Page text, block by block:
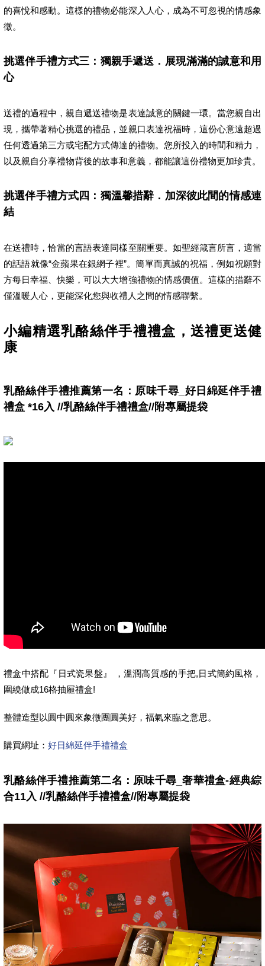
的喜悅和感動。這樣的禮物必能深入人心，成為不可忽視的情感象
徵。
挑選伴手禮方式三：獨親手遞送．展現滿滿的誠意和用
心
送禮的過程中，親自遞送禮物是表達誠意的關鍵一環。當您親自出
現，攜帶著精心挑選的禮品，並親口表達祝福時，這份心意遠超過
任何透過第三方或宅配方式傳達的禮物。您所投入的時間和精力，
以及親自分享禮物背後的故事和意義，都能讓這份禮物更加珍貴。
挑選伴手禮方式四：獨溫馨措辭．加深彼此間的情感連
結
在送禮時，恰當的言語表達同樣至關重要。如聖經箴言所言，適當
的話語就像“金蘋果在銀網子裡”。簡單而真誠的祝福，例如祝願對
方每日幸福、快樂，可以大大增強禮物的情感價值。這樣的措辭不
僅溫暖人心，更能深化您與收禮人之間的情感聯繫。
小編精選乳酪絲伴手禮禮盒，送禮更送健
康
乳酪絲伴手禮推薦第一名：原味千尋_好日綿延伴手禮
禮盒 *16入 //乳酪絲伴手禮禮盒//附專屬提袋
禮盒中搭配『日式瓷果盤』 ，溫潤高質感的手把,日式簡約風格，
圍繞做成16格抽屜禮盒!
整體造型以圓中圓來象徵團圓美好，福氣來臨之意思。
購買網址： 好日綿延伴手禮禮盒
乳酪絲伴手禮推薦第二名：原味千尋_奢華禮盒-經典綜
合11入 //乳酪絲伴手禮禮盒//附專屬提袋